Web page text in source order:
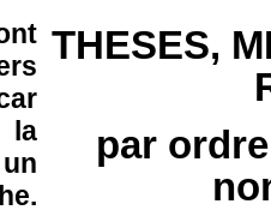
THESES,
par